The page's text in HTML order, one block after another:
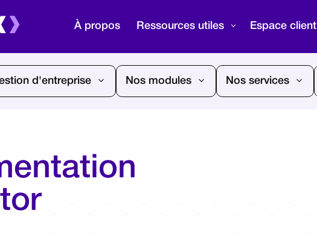
À propos Ressources utiles Espace client
d'entreprise Nos modules Nos services